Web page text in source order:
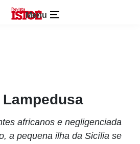
Menu
africanos e negligenciada
a pequena ilha da Sicília se